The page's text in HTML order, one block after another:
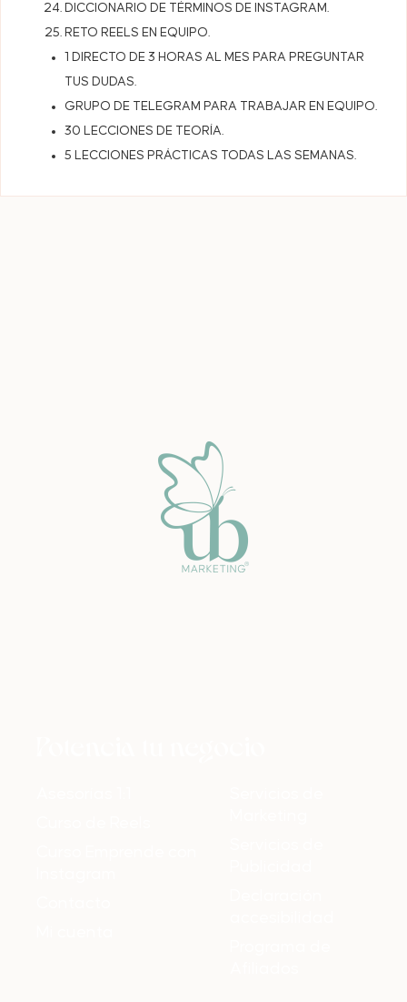
DICCIONARIO DE TÉRMINOS DE INSTAGRAM.
RETO REELS EN EQUIPO.
1 DIRECTO DE 3 HORAS AL MES PARA PREGUNTAR
TUS DUDAS.
GRUPO DE TELEGRAM PARA TRABAJAR EN EQUIPO.
30 LECCIONES DE TEORÍA.
5 LECCIONES PRÁCTICAS TODAS LAS SEMANAS.